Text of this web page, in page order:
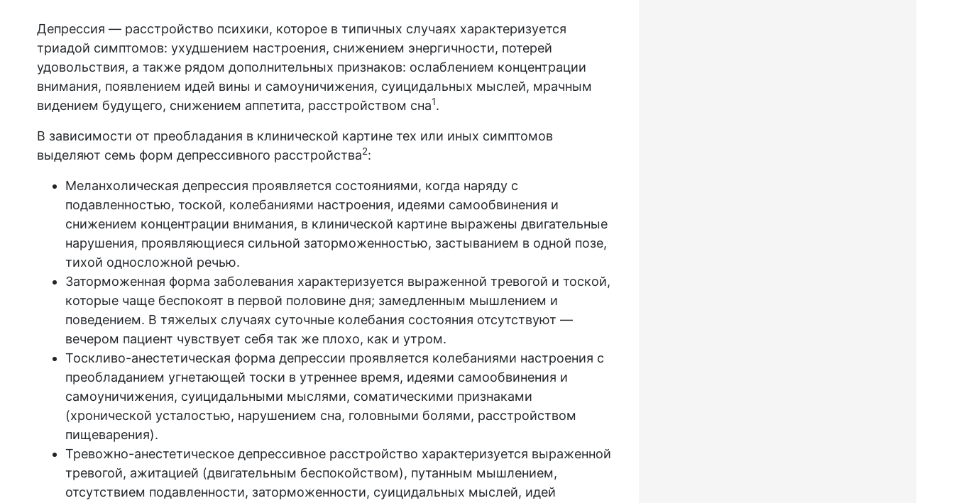
Депрессия — расстройство психики, которое в типичных случаях характеризуется
триадой симптомов: ухудшением настроения, снижением энергичности, потерей
удовольствия, а также рядом дополнительных признаков: ослаблением концентрации
внимания, появлением идей вины и самоуничижения, суицидальных мыслей, мрачным
видением будущего, снижением аппетита, расстройством сна1.
В зависимости от преобладания в клинической картине тех или иных симптомов
выделяют семь форм депрессивного расстройства2:
Меланхолическая депрессия проявляется состояниями, когда наряду с
подавленностью, тоской, колебаниями настроения, идеями самообвинения и
снижением концентрации внимания, в клинической картине выражены двигательные
нарушения, проявляющиеся сильной заторможенностью, застыванием в одной позе,
тихой односложной речью.
Заторможенная форма заболевания характеризуется выраженной тревогой и тоской,
которые чаще беспокоят в первой половине дня; замедленным мышлением и
поведением. В тяжелых случаях суточные колебания состояния отсутствуют —
вечером пациент чувствует себя так же плохо, как и утром.
Тоскливо-анестетическая форма депрессии проявляется колебаниями настроения с
преобладанием угнетающей тоски в утреннее время, идеями самообвинения и
самоуничижения, суицидальными мыслями, соматическими признаками
(хронической усталостью, нарушением сна, головными болями, расстройством
пищеварения).
Тревожно-анестетическое депрессивное расстройство характеризуется выраженной
тревогой, ажитацией (двигательным беспокойством), путанным мышлением,
отсутствием подавленности, заторможенности, суицидальных мыслей, идей